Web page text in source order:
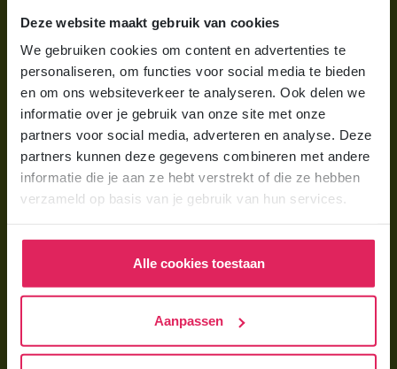
Deze website maakt gebruik van cookies
We gebruiken cookies om content en advertenties te
personaliseren, om functies voor social media te bieden
en om ons websiteverkeer te analyseren. Ook delen we
informatie over je gebruik van onze site met onze
partners voor social media, adverteren en analyse. Deze
partners kunnen deze gegevens combineren met andere
informatie die je aan ze hebt verstrekt of die ze hebben
verzameld op basis van je gebruik van hun services.
Alle cookies toestaan
Aanpassen
Wat is gastouderopvang?
Wat kost een gastouder?
Hoe vind ik een gastouder?
Voor gastouders
Gastouder worden bij 4Kids
Hoe vind ik gastkinderen?
Trainingen & cursussen
Gastouder worden
Wat verdient een gastouder?